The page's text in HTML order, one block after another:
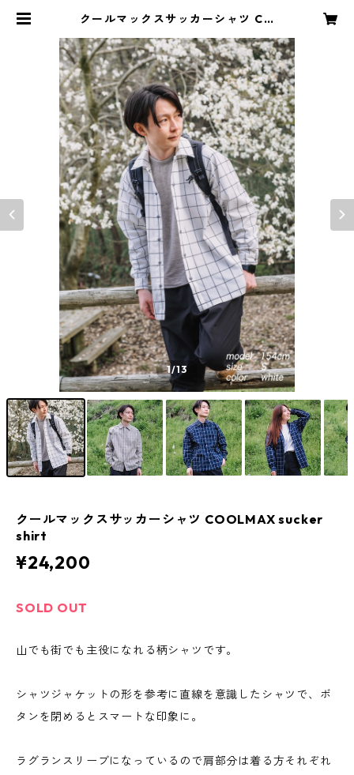
クールマックスサッカーシャツ CO
E
1/13
クールマックスサッカーシャツ COOLMAX sucker
shirt
¥24,200
SOLD OUT
山でも街でも主役になれる柄シャツです。
シャツジャケットの形を参考に直線を意識したシャツで、ボ
タンを閉めるとスマートな印象に。
ラグランスリーブになっているので肩部分は着る方それぞれ